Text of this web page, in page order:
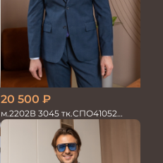
20 500 ₽
м.2202В 3045 тк.СПО41052
Костюм мужской